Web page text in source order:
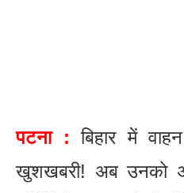
पटना : बिहार में
खुशखबरी! अब उनको